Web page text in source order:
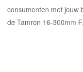
consumenten met jouw
de Tamron 16-300mm